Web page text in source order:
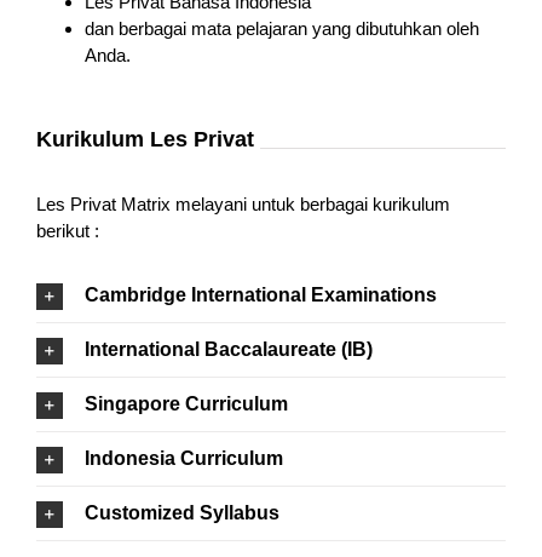
dan berbagai mata pelajaran yang dibutuhkan oleh
Anda.
Kurikulum Les Privat
Les Privat Matrix melayani untuk berbagai kurikulum
berikut :
Cambridge International Examinations
International Baccalaureate (IB)
Singapore Curriculum
Indonesia Curriculum
Customized Syllabus